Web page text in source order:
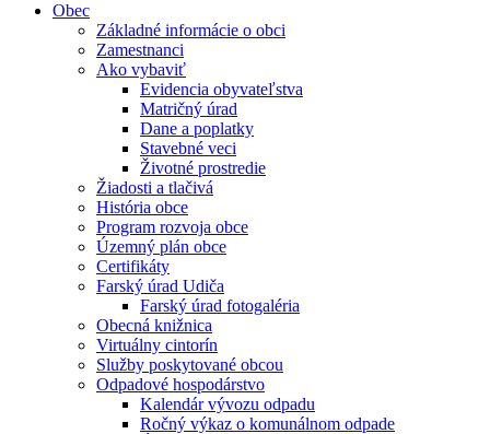
Obec
Základné informácie o obci
Zamestnanci
Ako vybaviť
Evidencia obyvateľstva
Matričný úrad
Dane a poplatky
Stavebné veci
Životné prostredie
Žiadosti a tlačivá
História obce
Program rozvoja obce
Územný plán obce
Certifikáty
Farský úrad Udiča
Farský úrad fotogaléria
Obecná knižnica
Virtuálny cintorín
Služby poskytované obcou
Odpadové hospodárstvo
Kalendár vývozu odpadu
Ročný výkaz o komunálnom odpade